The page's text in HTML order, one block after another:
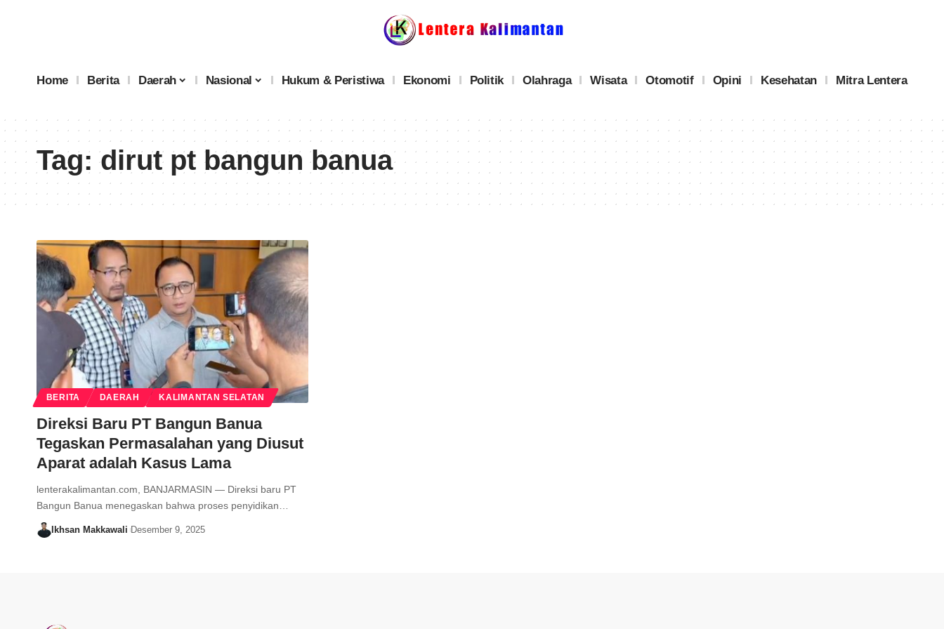
Home Berita Daerah Nasional Hukum & Peristiwa Ekonomi Politik Olahraga Wisata Otomotif Opini Kesehatan Mitra Lentera
Tag:dirut pt bangun banua
BERITA DAERAH KALIMANTAN SELATAN
Direksi Baru PT Bangun Banua
Tegaskan Permasalahan yang Diusut
Aparat adalah Kasus Lama
lenterakalimantan.com, BANJARMASIN — Direksi baru PT
Bangun Banua menegaskan bahwa proses penyidikan…
Ikhsan Makkawali Desember 9, 2025